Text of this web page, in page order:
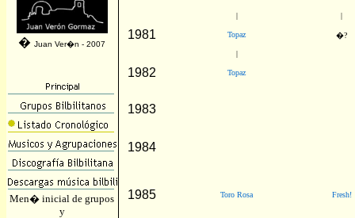
�Juan Ver�n - 2007
Men� inicial de grupos
y
| |
1981 Topaz �?
|
1982 Topaz
1983
1984
1985 Toro Rosa Fresh!